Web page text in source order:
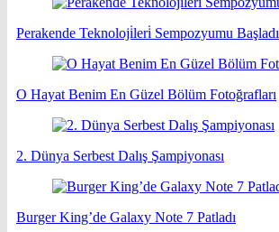
Perakende Teknoloji̇leri̇ Sempozyumu Başladı
O Hayat Benim En Güzel Bölüm Fotoğrafları
2. Dünya Serbest Dalış Şampiyonası
Burger King’de Galaxy Note 7 Patladı